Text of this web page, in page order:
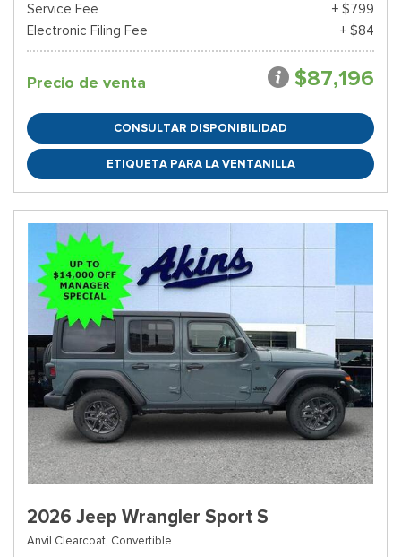
Service Fee
+ $799
Electronic Filing Fee
+ $84
Precio de venta $87,196
CONSULTAR DISPONIBILIDAD
ETIQUETA PARA LA VENTANILLA
2026 Jeep Wrangler Sport S
Anvil Clearcoat, Convertible